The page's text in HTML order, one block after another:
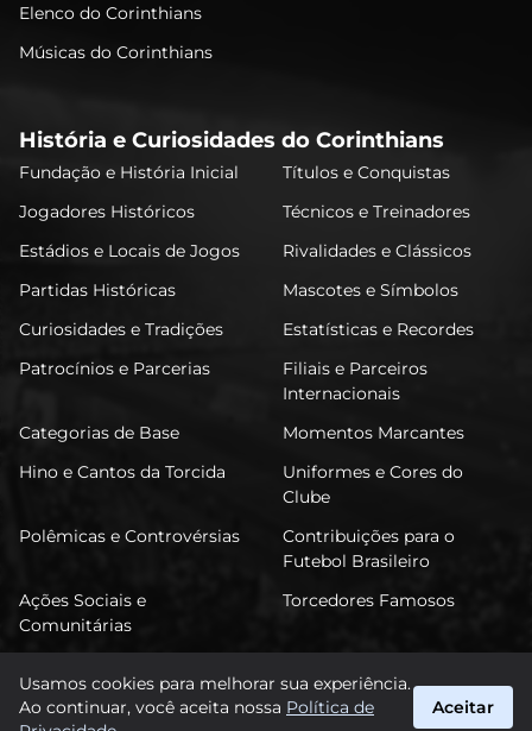
Elenco do Corinthians
Músicas do Corinthians
História e Curiosidades do Corinthians
Fundação e História Inicial
Títulos e Conquistas
Jogadores Históricos
Técnicos e Treinadores
Estádios e Locais de Jogos
Rivalidades e Clássicos
Partidas Históricas
Mascotes e Símbolos
Curiosidades e Tradições
Estatísticas e Recordes
Patrocínios e Parcerias
Filiais e Parceiros
Internacionais
Categorias de Base
Momentos Marcantes
Hino e Cantos da Torcida
Uniformes e Cores do
Clube
Polêmicas e Controvérsias
Contribuições para o
Futebol Brasileiro
Ações Sociais e
Comunitárias
Torcedores Famosos
FuTimão
Usamos cookies para melhorar sua experiência.
Ao continuar, você aceita nossa Política de
Aceitar